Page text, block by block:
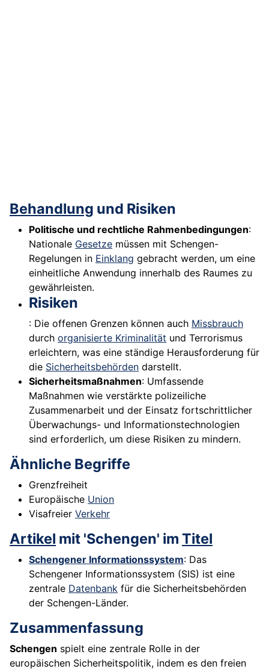
Behandlung und Risiken
Politische und rechtliche Rahmenbedingungen:
Nationale Gesetze müssen mit Schengen-
Regelungen in Einklang gebracht werden, um eine
einheitliche Anwendung innerhalb des Raumes zu
gewährleisten.
Risiken
: Die offenen Grenzen können auch Missbrauch
durch organisierte Kriminalität und Terrorismus
erleichtern, was eine ständige Herausforderung für
die Sicherheitsbehörden darstellt.
Sicherheitsmaßnahmen: Umfassende
Maßnahmen wie verstärkte polizeiliche
Zusammenarbeit und der Einsatz fortschrittlicher
Überwachungs- und Informationstechnologien
sind erforderlich, um diese Risiken zu mindern.
Ähnliche Begriffe
Grenzfreiheit
Europäische Union
Visafreier Verkehr
Artikel mit 'Schengen' im Titel
Schengener Informationssystem: Das
Schengener Informationssystem (SIS) ist eine
zentrale Datenbank für die Sicherheitsbehörden
der Schengen-Länder.
Zusammenfassung
Schengen spielt eine zentrale Rolle in der
europäischen Sicherheitspolitik, indem es den freien